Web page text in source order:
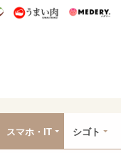
うまいパン うまい肉
スマホ・IT シゴト